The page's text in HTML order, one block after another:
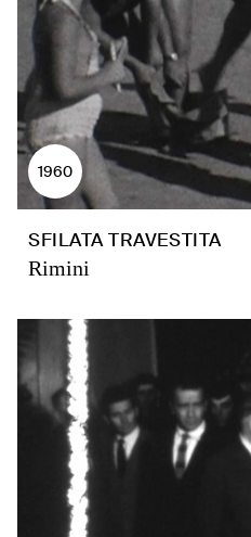
1960
SFILATA TRAVESTITA
Rimini